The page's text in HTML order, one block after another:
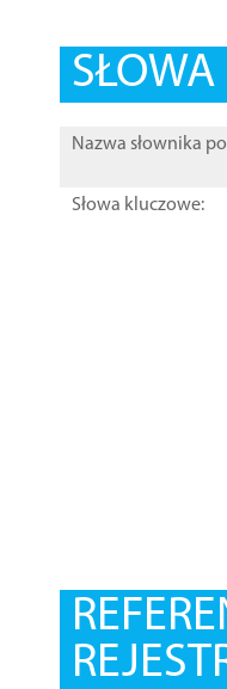
Nazwa słownika
Słowa kluczowe: